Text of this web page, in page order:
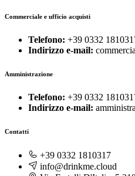
Commerciale e ufficio acquisti
Telefono: +39 0332
Indirizzo e-mail:
Amministrazione
Telefono: +39 0332
Indirizzo e-mail:
Contatti
+39 0332 1810317
info@drinkme.cloud